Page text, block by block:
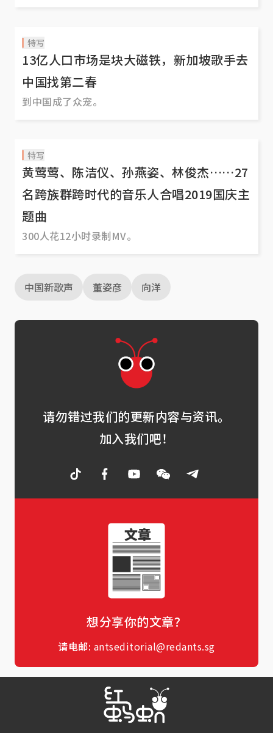
特写
13亿人口市场是块大磁铁，新加坡歌手去
中国找第二春
到中国成了众宠。
特写
黄莺莺、陈洁仪、孙燕姿、林俊杰……27
名跨族群跨时代的音乐人合唱2019国庆主
题曲
300人花12小时录制MV。
中国新歌声 董姿彦 向洋
请勿错过我们的更新内容与资讯。
加入我们吧！
想分享你的文章？
请电邮: antseditorial@redants.sg